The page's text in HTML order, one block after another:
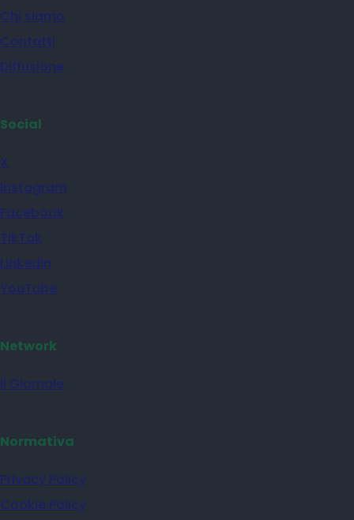
Chi siamo
Contatti
Diffusione
Social
X
Instagram
Facebook
TikTok
Linkedin
YouTube
Network
il Giornale
Normativa
Privacy Policy
Cookie Policy